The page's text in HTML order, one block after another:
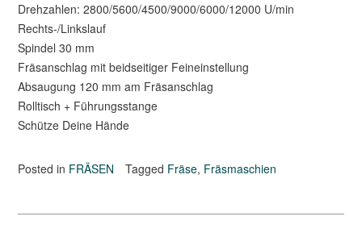
Drehzahlen: 2800/5600/4500/9000/6000/12000 U/min
Rechts-/Linkslauf
Spindel 30 mm
Fräsanschlag mit beidseitiger Feineinstellung
Absaugung 120 mm am Fräsanschlag
Rolltisch + Führungsstange
Schütze Deine Hände
Posted in FRÄSEN Tagged Fräse, Fräsmaschien